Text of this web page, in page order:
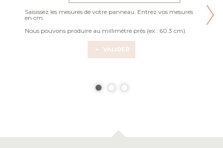
Saisissez les mesures de votre panneau. Entrez vos mesures
en cm.
Nous pouvons produire au millimètre près (ex : 60.3 cm).
VALIDER